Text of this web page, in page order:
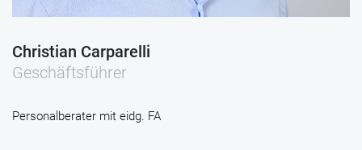
Christian Carparelli
Geschäftsführer
Personalberater mit eidg. FA